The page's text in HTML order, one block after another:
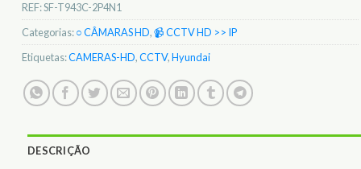
REF:SF-T943C-2P4N1
Categorias:○ CÂMARAS HD,📹 CCTV HD >> IP
Etiquetas:CAMERAS-HD,CCTV,Hyundai
DESCRIÇÃO